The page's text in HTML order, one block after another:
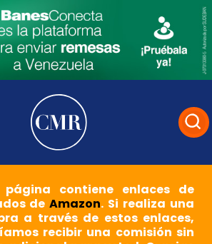
página contiene enlaces de
deAmazon. Si realiza una
a través de estos enlaces,
recibir una comisión sin